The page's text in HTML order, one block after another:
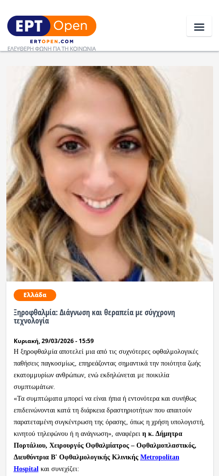
Ειδήσεις
Ελλάδα
Κοινωνία
Πολιτική
Αθλητικά
Κόσμος
Ραδιόφωνο LIVE
Εκπομπές
Πολιτισμός
Ελλάδα
Ξηροφθαλμία: Διάγνωση και θεραπεία με σύγχρονη
τεχνολογία
Κυριακή, 29/03/2026 - 15:59
Η ξηροφθαλμία αποτελεί μια από τις συχνότερες οφθαλμολογικές
παθήσεις παγκοσμίως, επηρεάζοντας σημαντικά την ποιότητα ζωής
εκατομμυρίων ανθρώπων, ενώ εκδηλώνεται με ποικιλία
συμπτωμάτων.
«Τα συμπτώματα μπορεί να είναι ήπια ή εντονότερα και συνήθως
επιδεινώνονται κατά τη διάρκεια δραστηριοτήτων που απαιτούν
παρατεταμένη συγκέντρωση της όρασης, όπως η χρήση υπολογιστή,
κινητού τηλεφώνου ή η ανάγνωση», αναφέρει η κ. Δήμητρα
Πορτάλιου, Χειρουργός Οφθαλμίατρος – Οφθαλμοπλαστικός,
Διευθύντρια Β' Οφθαλμολογικής Κλινικής Metropolitan
Hospital και συνεχίζει: